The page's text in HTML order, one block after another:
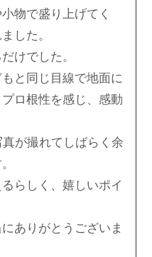
物で盛り上げてく
した。
けでした。
と同じ目線で地面に
ロ根性を感じ、感動
が撮れてしばらく余
らしく、嬉しいポイ
ありがとうございま